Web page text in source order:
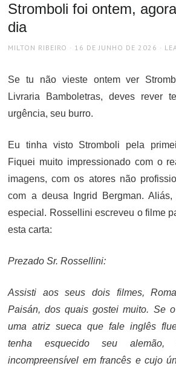
Stromboli foi ontem,
dia
AUTHOR
MILTON RIBEIRO
POSTED
16 DE JUNHO DE 2026
Se tu não vieste ontem ver
Livraria Bamboletras, deves rever
urgência, seu burro.
Eu tinha visto Stromboli pela
Fiquei muito impressionado com o
imagens, com os atores não
com a deusa Ingrid Bergman.
especial. Rossellini escreveu o filme
esta carta:
Prezado Sr. Rossellini:
Assisti aos seus dois filmes,
Paisán, dos quais gostei muito. Se
uma atriz sueca que fale inglês
tenha esquecido seu
incompreensível em francês e cujo